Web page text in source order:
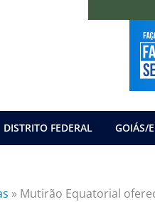
DISTRITO FEDERAL GOIÁS/
» Mutirão Equatorial